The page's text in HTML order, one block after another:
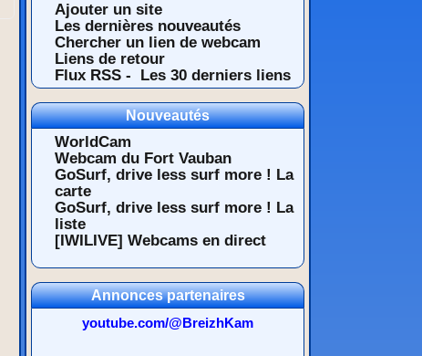
Ajouter un site
Les dernières nouveautés
Chercher un lien de webcam
Liens de retour
Flux RSS -
Les 30 derniers liens
Nouveautés
WorldCam
Webcam du Fort Vauban
GoSurf, drive less surf more ! La
carte
GoSurf, drive less surf more ! La
liste
[IWILIVE] Webcams en direct
Annonces partenaires
youtube.com/@BreizhKam